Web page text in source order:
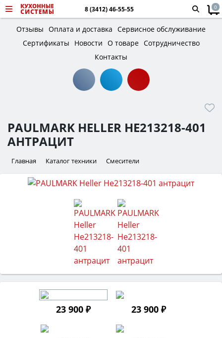
8 (3412) 46-55-55 0
Отзывы Оплата и доставка Сервисное обслуживание
Сертификаты
Новости О товаре Сотрудничество
Контакты
PAULMARK HELLER HE213218-401
АНТРАЦИТ
Главная Каталог техники Смесители
23 900 ₽ 23 900 ₽